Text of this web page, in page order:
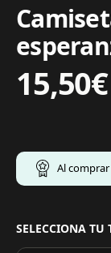
15,50€
Al
SELECCIONA TU